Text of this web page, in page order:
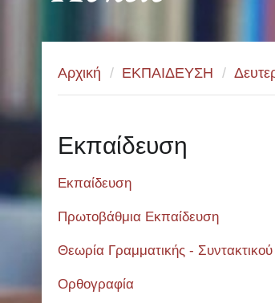
Αρχική / ΕΚΠΑΙΔΕΥΣΗ /
Εκπαίδευση
Εκπαίδευση
Πρωτοβάθμια Εκπαίδευση
Θεωρία Γραμματικής - Συντακτικού
Ορθογραφία